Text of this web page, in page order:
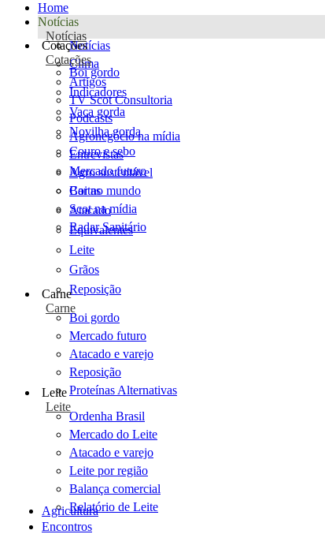
Home
Notícias
Notícias
Notícias
Clima
Artigos
TV Scot Consultoria
Podcasts
Agronegócio na mídia
Entrevistas
Agro sustentável
Cartas
Scot na mídia
Radar Sanitário
Cotações
Cotações
Boi gordo
Indicadores
Vaca gorda
Novilha gorda
Couro e sebo
Mercado futuro
Boi no mundo
Atacado
Equivalentes
Leite
Grãos
Reposição
Carne
Carne
Boi gordo
Mercado futuro
Atacado e varejo
Reposição
Proteínas Alternativas
Leite
Leite
Ordenha Brasil
Mercado do Leite
Atacado e varejo
Leite por região
Balança comercial
Relatório de Leite
Agricultura
Encontros